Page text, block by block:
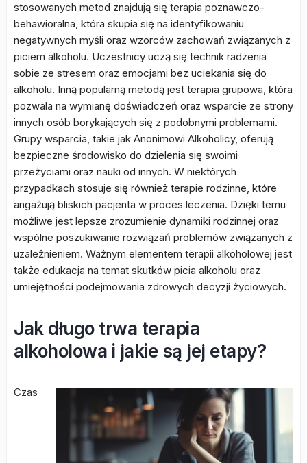
stosowanych metod znajdują się terapia poznawczo-
behawioralna, która skupia się na identyfikowaniu
negatywnych myśli oraz wzorców zachowań związanych z
piciem alkoholu. Uczestnicy uczą się technik radzenia
sobie ze stresem oraz emocjami bez uciekania się do
alkoholu. Inną popularną metodą jest terapia grupowa, która
pozwala na wymianę doświadczeń oraz wsparcie ze strony
innych osób borykających się z podobnymi problemami.
Grupy wsparcia, takie jak Anonimowi Alkoholicy, oferują
bezpieczne środowisko do dzielenia się swoimi
przeżyciami oraz nauki od innych. W niektórych
przypadkach stosuje się również terapie rodzinne, które
angażują bliskich pacjenta w proces leczenia. Dzięki temu
możliwe jest lepsze zrozumienie dynamiki rodzinnej oraz
wspólne poszukiwanie rozwiązań problemów związanych z
uzależnieniem. Ważnym elementem terapii alkoholowej jest
także edukacja na temat skutków picia alkoholu oraz
umiejętności podejmowania zdrowych decyzji życiowych.
Jak długo trwa terapia
alkoholowa i jakie są jej etapy?
Czas